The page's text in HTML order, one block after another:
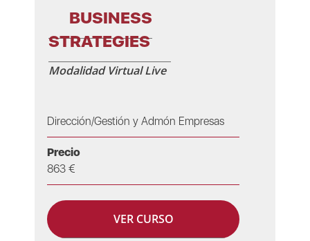
BUSINESS
STRATEGIES
Modalidad Virtual Live
Dirección/Gestión y Admón Empresas
Precio
863 €
VER CURSO